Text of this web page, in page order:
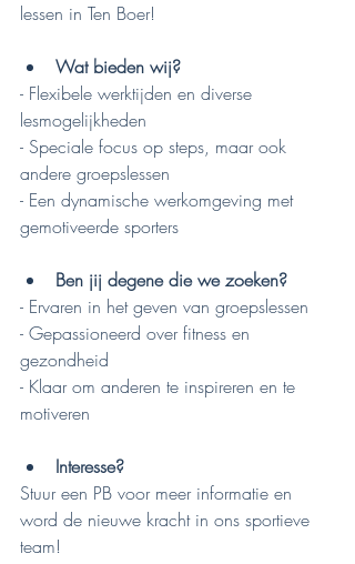
lessen in Ten Boer!
Wat bieden wij?
- Flexibele werktijden en diverse
lesmogelijkheden
- Speciale focus op steps, maar ook
andere groepslessen
- Een dynamische werkomgeving met
gemotiveerde sporters
Ben jij degene die we zoeken?
- Ervaren in het geven van groepslessen
- Gepassioneerd over fitness en
gezondheid
- Klaar om anderen te inspireren en te
motiveren
Interesse?
Stuur een PB voor meer informatie en
word de nieuwe kracht in ons sportieve
team!